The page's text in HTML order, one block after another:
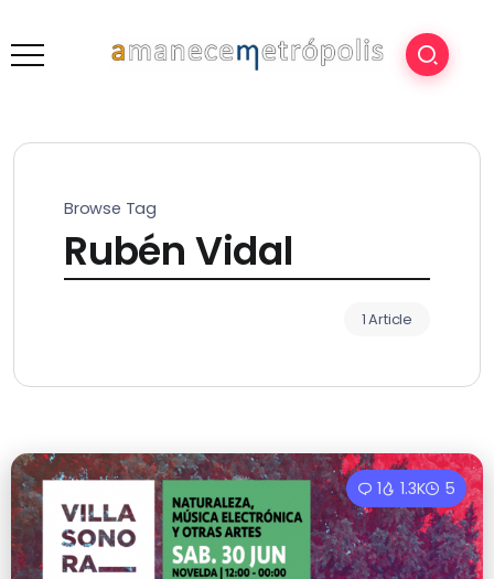
Browse Tag
Rubén Vidal
1 Article
1 1.3K 5